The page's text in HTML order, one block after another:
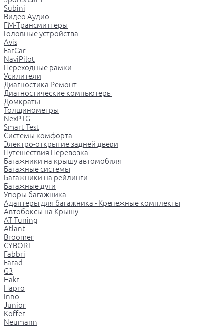
Subini
Видео Аудио
FM-Трансмиттеры
Головные устройства
Avis
FarCar
NaviPilot
Переходные рамки
Усилители
Диагностика Ремонт
Диагностические компьютеры
Домкраты
Толщинометры
NexPTG
Smart Test
Системы комфорта
Электро-открытие задней двери
Путешествия Перевозка
Багажники на крышу автомобиля
Багажные системы
Багажники на рейлинги
Багажные дуги
Упоры багажника
Адаптеры для багажника - Крепежные комплекты
Автобоксы на Крышу
AT Tuning
Atlant
Broomer
CYBORT
Fabbri
Farad
G3
Hakr
Hapro
Inno
Junior
Koffer
Neumann